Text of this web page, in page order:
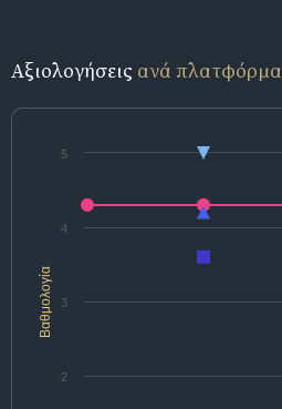
Αξιολογήσεις ανά πλατφόρμα
Βαθμολογία
2
3
4
5